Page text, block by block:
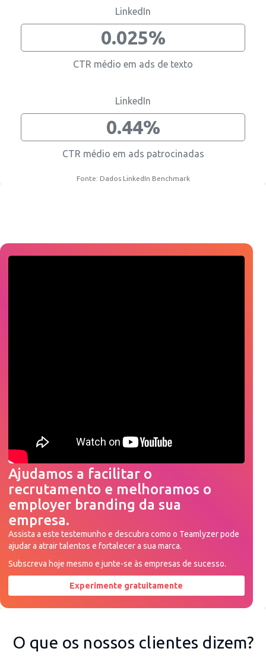
Peça uma demonstração agora
LinkedIn
0.025%
CTR médio em ads de texto
LinkedIn
0.44%
CTR médio em ads patrocinadas
Fonte: Dados LinkedIn Benchmark
Ajudamos a facilitar o
recrutamento e melhoramos o
employer branding da sua
empresa.
Assista a este testemunho e descubra como o Teamlyzer pode
ajudar a atrair talentos e fortalecer a sua marca.
Subscreva hoje mesmo e junte-se às empresas de sucesso.
Experimente gratuitamente
O que os nossos clientes dizem?